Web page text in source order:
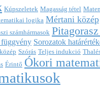
Kúpszeletek Magasság tétel
logika Mértani közép
számhármasok
Sorozatok
Szórás Teljes indukció
Érintő Ókori